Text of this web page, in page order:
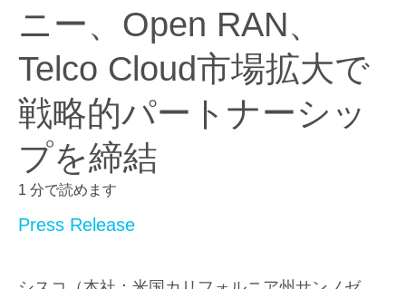
ニー、Open RAN、
Telco Cloud市場拡大で
戦略的パートナーシッ
プを締結
1 分で読めます
Press Release